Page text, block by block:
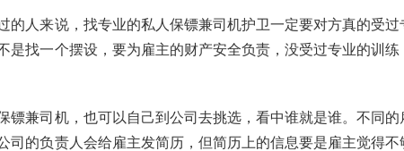
的人来说，找专业的私人保镖兼司机护卫一定要对方真的受过
找一个摆设，要为雇主的财产安全负责，没受过专业的训练
镖兼司机，也可以自己到公司去挑选，看中谁就是谁。不同的
司的负责人会给雇主发简历，但简历上的信息要是雇主觉得不